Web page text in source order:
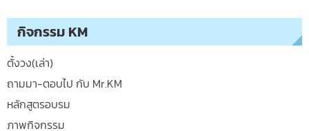
กิจกรรม KM
ตั้งวง(เล่า)
ถามมา-ตอบไป กับ Mr.KM
หลักสูตรอบรม
ภาพกิจกรรม